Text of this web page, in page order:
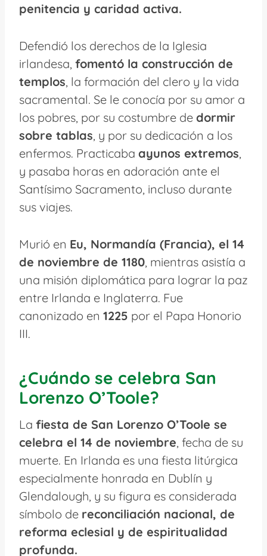
penitencia y caridad activa.
Defendió los derechos de la Iglesia
irlandesa, fomentó la construcción de
templos, la formación del clero y la vida
sacramental. Se le conocía por su amor a
los pobres, por su costumbre de dormir
sobre tablas, y por su dedicación a los
enfermos. Practicaba ayunos extremos,
y pasaba horas en adoración ante el
Santísimo Sacramento, incluso durante
sus viajes.
Murió en Eu, Normandía (Francia), el 14
de noviembre de 1180, mientras asistía a
una misión diplomática para lograr la paz
entre Irlanda e Inglaterra. Fue
canonizado en 1225 por el Papa Honorio
III.
¿Cuándo se celebra San
Lorenzo O’Toole?
La fiesta de San Lorenzo O’Toole se
celebra el 14 de noviembre, fecha de su
muerte. En Irlanda es una fiesta litúrgica
especialmente honrada en Dublín y
Glendalough, y su figura es considerada
símbolo de reconciliación nacional, de
reforma eclesial y de espiritualidad
profunda.